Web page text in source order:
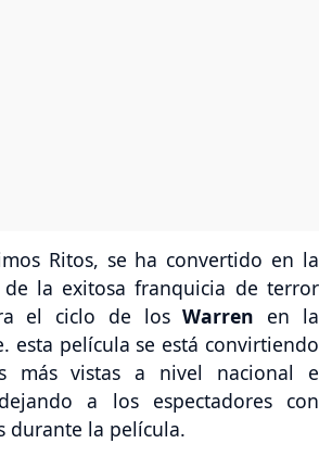
Ritos, se ha convertido en la
la exitosa franquicia de terror
el ciclo de losWarren en la
esta película se está convirtiendo
más vistas a nivel nacional e
a los espectadores con
durante la película.